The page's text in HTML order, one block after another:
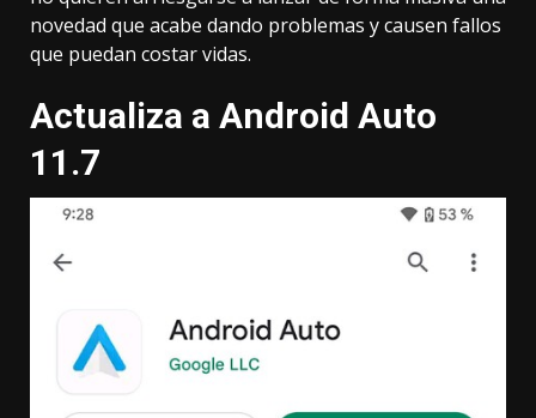
novedad que acabe dando problemas y causen fallos
que puedan costar vidas.
Actualiza a Android Auto
11.7